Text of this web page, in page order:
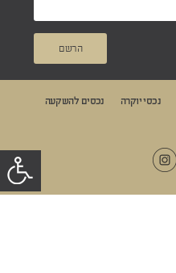
נכסי יוקרה
נכסים להשקעה